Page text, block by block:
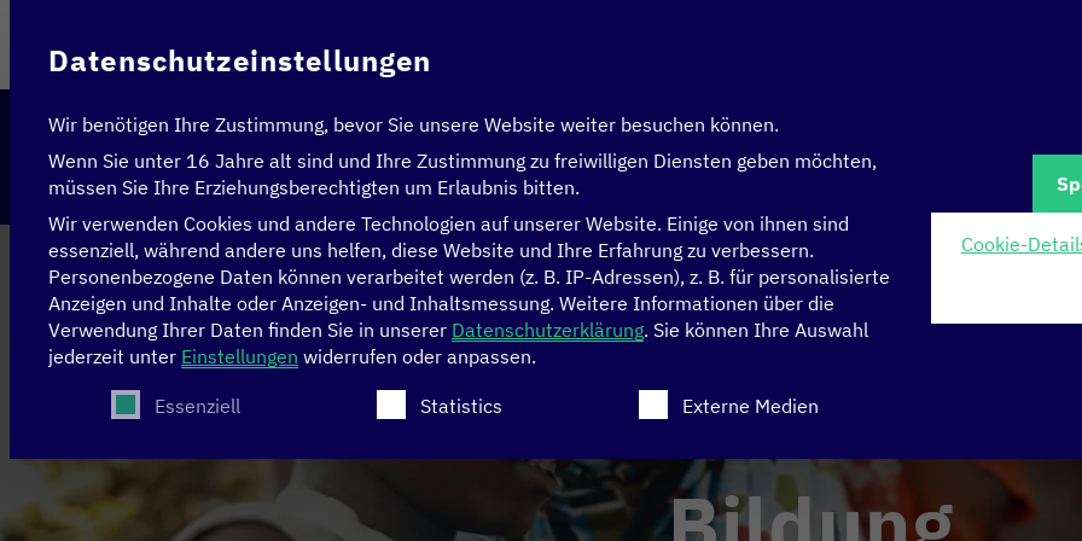
Datenschutzeinstellungen
Wir benötigen Ihre Zustimmung, bevor Sie unsere Website weiter besuchen können.
Wenn Sie unter 16 Jahre alt sind und Ihre Zustimmung zu freiwilligen Diensten geben möchten,
müssen Sie Ihre Erziehungsberechtigten um Erlaubnis bitten.
Wir verwenden Cookies und andere Technologien auf unserer Website. Einige von ihnen sind
essenziell, während andere uns helfen, diese Website und Ihre Erfahrung zu verbessern.
Personenbezogene Daten können verarbeitet werden (z. B. IP-Adressen), z. B. für personalisierte
Anzeigen und Inhalte oder Anzeigen- und Inhaltsmessung. Weitere Informationen über die
Verwendung Ihrer Daten finden Sie in unserer Datenschutzerklärung. Sie können Ihre Auswahl
jederzeit unter Einstellungen widerrufen oder anpassen.
Es folgt eine Liste der Service-Gruppen, für die eine Einwilligung erteilt werden kann. Die erste
Essenziell Statistics Externe Medien
Cookie-